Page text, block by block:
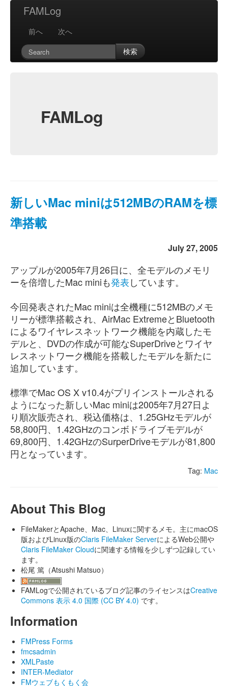
FAMLog
前へ
次へ
検索
FAMLog
新しいMac miniは512MBのRAMを標
準搭載
July 27, 2005
アップルが2005年7月26日に、全モデルのメモリ
ーを倍増したMac miniも発表しています。
今回発表されたMac miniは全機種に512MBのメモ
リーが標準搭載され、AirMac ExtremeとBluetooth
によるワイヤレスネットワーク機能を内蔵したモ
デルと、DVDの作成が可能なSuperDriveとワイヤ
レスネットワーク機能を搭載したモデルを新たに
追加しています。
標準でMac OS X v10.4がプリインストールされる
ようになった新しいMac miniは2005年7月27日よ
り順次販売され、税込価格は、1.25GHzモデルが
58,800円、1.42GHzのコンボドライブモデルが
69,800円、1.42GHzのSurperDriveモデルが81,800
円となっています。
Tag: Mac
About This Blog
FileMakerとApache、Mac、Linuxに関するメモ。主にmacOS
版およびLinux版のClaris FileMaker ServerによるWeb公開や
Claris FileMaker Cloudに関連する情報を少しずつ記録してい
ます。
松尾 篤（Atsushi Matsuo）
FAMLogで公開されているブログ記事のライセンスはCreative
Commons 表示 4.0 国際 (CC BY 4.0) です。
Information
FMPress Forms
fmcsadmin
XMLPaste
INTER-Mediator
FMウェブもくもく会